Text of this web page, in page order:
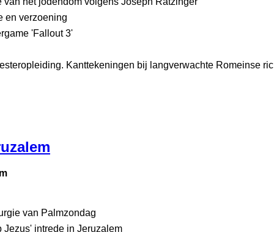
en verzoening
'Fallout 3'
Kanttekeningen bij langverwachte Romeinse
van Palmzondag
Jezus' intrede in Jeruzalem